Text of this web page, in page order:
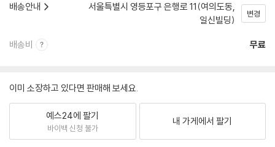
배송안내
서울특별시 영등포구 은행로 11(여의도동,
일신빌딩)
변경
배송비 무료
이미 소장하고 있다면 판매해 보세요.
예스24에 팔기
바이백 신청 불가
내 가게에서 팔기